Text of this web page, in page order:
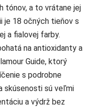
tónov, a to vrátane jej
je 18 očných tieňov s
a fialovej farby.
na antioxidanty a
Guide, ktorý
s podrobne
skúsenosti sú veľmi
a výdrž bez